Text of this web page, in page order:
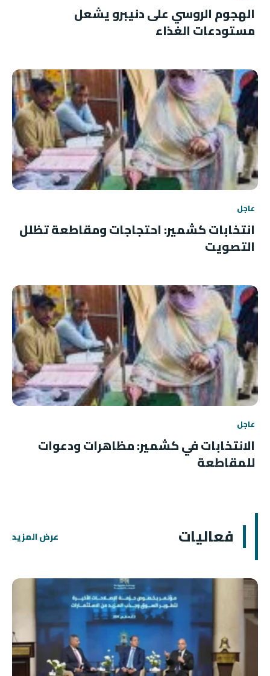
الهجوم الروسي على دنيبرو يشعل
مستودعات الغذاء
عاجل
انتخابات كشمير: احتجاجات ومقاطعة تظلل
التصويت
عاجل
الانتخابات في كشمير: مظاهرات ودعوات
للمقاطعة
فعاليات عرض المزيد